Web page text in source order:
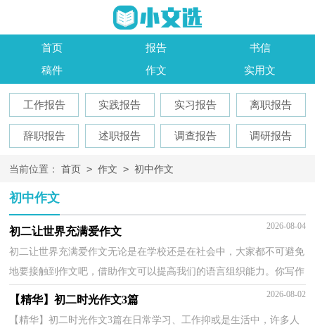
首页 报告
书信
稿件
作文 实用文
工作报告 实践报告 实习报告 离职报告
辞职报告 述职报告 调查报告 调研报告
当前位置： 首页 > 作文 > 初中作文
初中作文
初二让世界充满爱作文 2026-08-04
初二让世界充满爱作文无论是在学校还是在社会中，大家都不可避免
地要接触到作文吧，借助作文可以提高我们的语言组织能力。你写作
文时总是无从下笔？以下是小编整理的初二让世界充...
【精华】初二时光作文3篇 2026-08-02
【精华】初二时光作文3篇在日常学习、工作抑或是生活中，许多人